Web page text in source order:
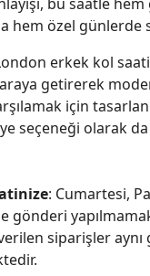
hem özel günlerde
erkek kol
getirerek
için
seçeneği olarak
: Cumartesi,
gönderi
siparişler